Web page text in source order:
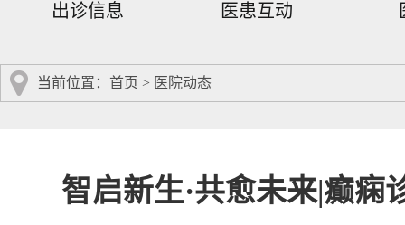
出诊信息 医患互动
当前位置： 首页 > 医院动态
智启新生·共愈未来|癫痫